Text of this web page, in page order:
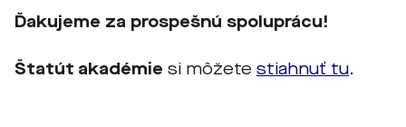
Ďakujeme za prospešnú spoluprácu!
Štatút akadémie si môžete stiahnuť tu.